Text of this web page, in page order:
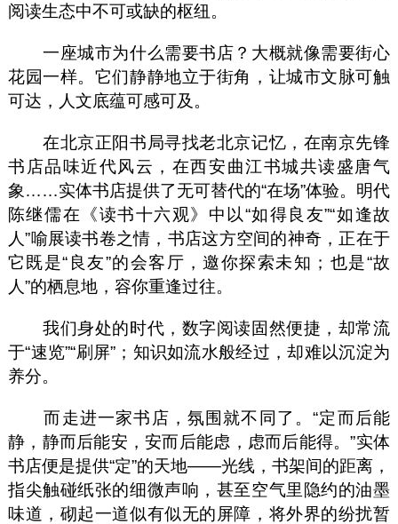
阅读生态中不可或缺的枢纽。
一座城市为什么需要书店？大概就像需要街心
花园一样。它们静静地立于街角，让城市文脉可触
可达，人文底蕴可感可及。
在北京正阳书局寻找老北京记忆，在南京先锋
书店品味近代风云，在西安曲江书城共读盛唐气
象……实体书店提供了无可替代的“在场”体验。明代
陈继儒在《读书十六观》中以“如得良友”“如逢故
人”喻展读书卷之情，书店这方空间的神奇，正在于
它既是“良友”的会客厅，邀你探索未知；也是“故
人”的栖息地，容你重逢过往。
我们身处的时代，数字阅读固然便捷，却常流
于“速览”“刷屏”；知识如流水般经过，却难以沉淀为
养分。
而走进一家书店，氛围就不同了。“定而后能
静，静而后能安，安而后能虑，虑而后能得。”实体
书店便是提供“定”的天地——光线，书架间的距离，
指尖触碰纸张的细微声响，甚至空气里隐约的油墨
味道，砌起一道似有似无的屏障，将外界的纷扰暂